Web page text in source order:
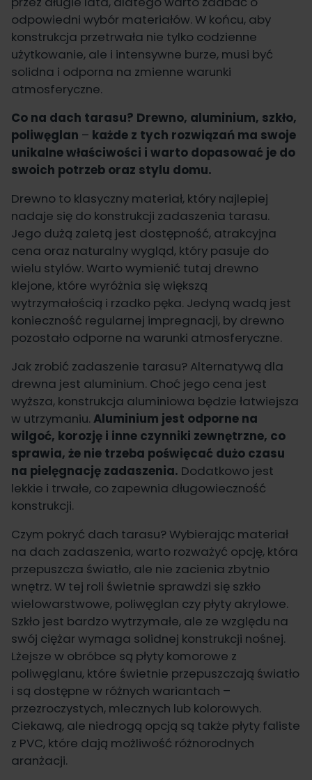
odpowiedni wybór materiałów. W końcu, aby
konstrukcja przetrwała nie tylko codzienne
użytkowanie, ale i intensywne burze, musi być
solidna i odporna na zmienne warunki
atmosferyczne.
Co na dach tarasu? Drewno, aluminium, szkło,
poliwęglan – każde z tych rozwiązań ma swoje
unikalne właściwości i warto dopasować je do
swoich potrzeb oraz stylu domu.
Drewno to klasyczny materiał, który najlepiej
nadaje się do konstrukcji zadaszenia tarasu.
Jego dużą zaletą jest dostępność, atrakcyjna
cena oraz naturalny wygląd, który pasuje do
wielu stylów. Warto wymienić tutaj drewno
klejone, które wyróżnia się większą
wytrzymałością i rzadko pęka. Jedyną wadą jest
konieczność regularnej impregnacji, by drewno
pozostało odporne na warunki atmosferyczne.
Jak zrobić zadaszenie tarasu? Alternatywą dla
drewna jest aluminium. Choć jego cena jest
wyższa, konstrukcja aluminiowa będzie łatwiejsza
w utrzymaniu. Aluminium jest odporne na
wilgoć, korozję i inne czynniki zewnętrzne, co
sprawia, że nie trzeba poświęcać dużo czasu
na pielęgnację zadaszenia. Dodatkowo jest
lekkie i trwałe, co zapewnia długowieczność
konstrukcji.
Czym pokryć dach tarasu? Wybierając materiał
na dach zadaszenia, warto rozważyć opcję, która
przepuszcza światło, ale nie zacienia zbytnio
wnętrz. W tej roli świetnie sprawdzi się szkło
wielowarstwowe, poliwęglan czy płyty akrylowe.
Szkło jest bardzo wytrzymałe, ale ze względu na
swój ciężar wymaga solidnej konstrukcji nośnej.
Lżejsze w obróbce są płyty komorowe z
poliwęglanu, które świetnie przepuszczają światło
i są dostępne w różnych wariantach –
przezroczystych, mlecznych lub kolorowych.
Ciekawą, ale niedrogą opcją są także płyty faliste
z PVC, które dają możliwość różnorodnych
aranżacji.